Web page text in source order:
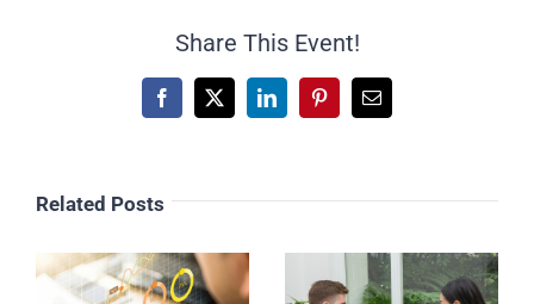
Share This Event!
Facebook
X LinkedInPinterestEmail
Related Posts